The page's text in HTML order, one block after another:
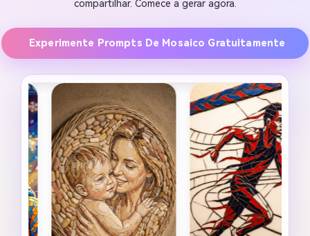
compartilhar. Comece a gerar agora.
Experimente Prompts De Mosaico Gratuitamente